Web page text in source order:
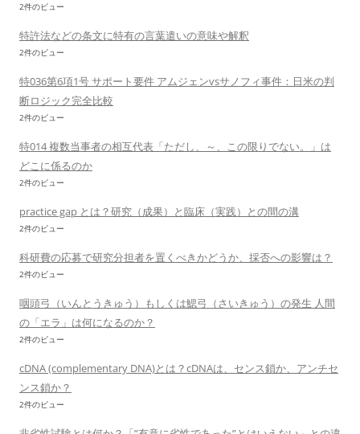
2件のビュー
特許法などの条文に特有の言葉遣いの意味や解釈
2件のビュー
特036第6項1号 サポート要件 アムジェンvsサノフィ事件：日米の判
断ロジック完全比較
2件のビュー
特014 複数当事者の相互代表「ただし、～、この限りでない。」は
どこに係るのか
2件のビュー
practice gap とは？研究（成果）と臨床（実践）との間の溝
2件のビュー
科研費の応募で研究分担者を置くべきかどうか、採否への影響は？
2件のビュー
咽頭弓（いんとうきゅう）もしくは鰓弓（さいきゅう）の発生 人間
の「エラ」は何になるのか？
2件のビュー
cDNA (complementary DNA)とは？cDNAは、センス鎖か、アンチセ
ンス鎖か？
2件のビュー